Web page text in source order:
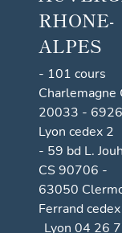
RHONE-
ALPES
- 101 cours
Charlemagne
20033 -
Lyon cedex 2
- 59 bd L.
CS 90706 -
63050
Ferrand
Lyon 04 26